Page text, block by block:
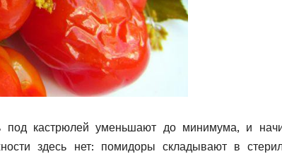
под кастрюлей уменьшают до минимума, и
здесь нет: помидоры складывают в